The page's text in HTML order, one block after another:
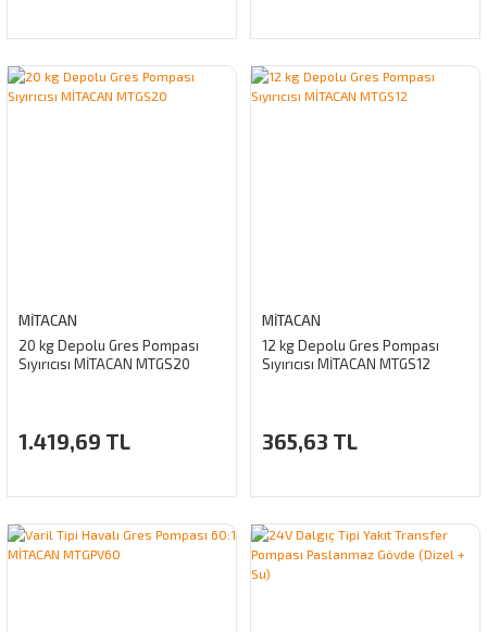
MİTACAN
20 kg Depolu Gres Pompası
Sıyırıcısı MİTACAN MTGS20
1.419,69 TL
MİTACAN
12 kg Depolu Gres Pompası
Sıyırıcısı MİTACAN MTGS12
365,63 TL